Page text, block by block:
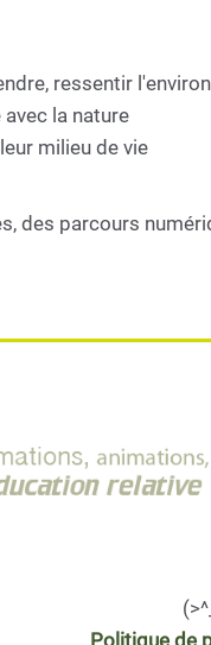
ressentir
la nature
milieu de vie
des parcours
Politique de